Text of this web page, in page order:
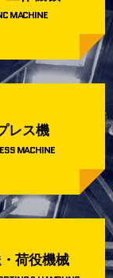
MACHINE
レス機
MACHINE
荷役機械